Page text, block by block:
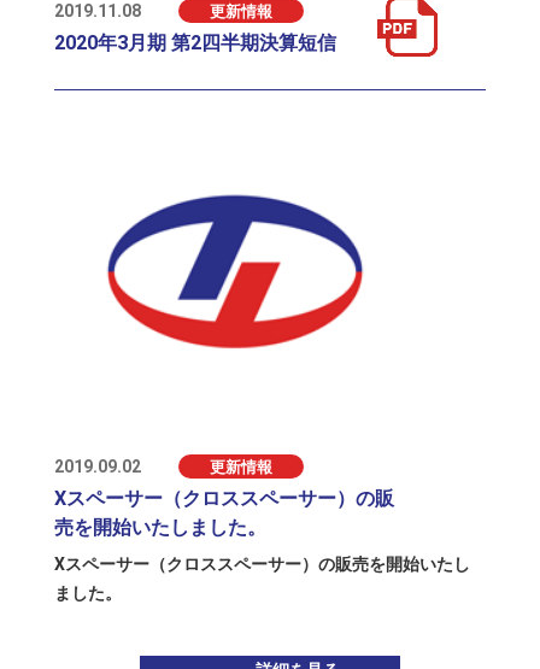
2019.11.08 更新情報
2020年3月期 第2四半期決算短信
2019.09.02 更新情報
Xスペーサー（クロススペーサー）の販
売を開始いたしました。
Xスペーサー（クロススペーサー）の販売を開始いたし
ました。